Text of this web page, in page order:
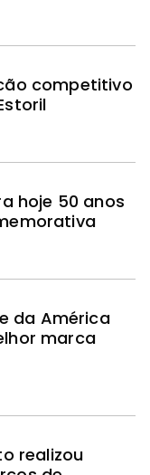
competitivo
hoje 50 anos
da América
marca
realizou